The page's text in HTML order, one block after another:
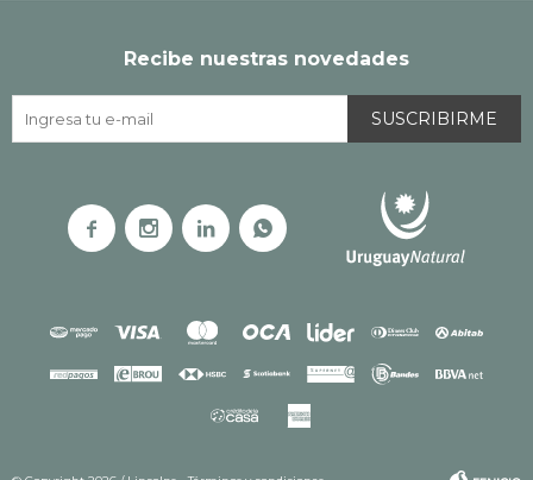
Recibe nuestras novedades
SUSCRIBIRME
   